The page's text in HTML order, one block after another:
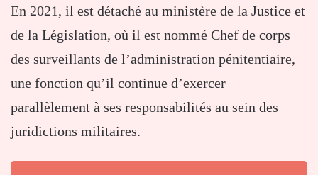
En 2021, il est détaché au ministère de la Justice et
de la Législation, où il est nommé Chef de corps
des surveillants de l’administration pénitentiaire,
une fonction qu’il continue d’exercer
parallèlement à ses responsabilités au sein des
juridictions militaires.